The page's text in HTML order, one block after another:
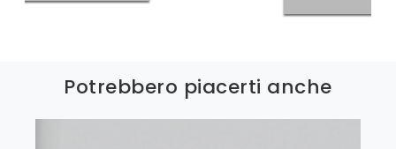
Potrebbero piacerti anche